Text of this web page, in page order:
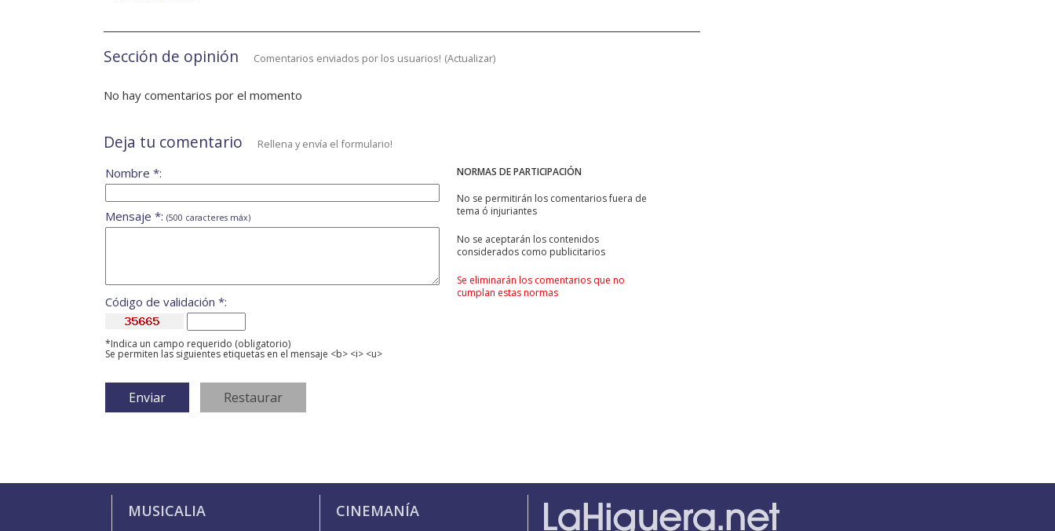
Sección de opinión Comentarios enviados por los usuarios! (Actualizar)
No hay comentarios por el momento
Deja tu comentario Rellena y envía el formulario!
NORMAS DE PARTICIPACIÓN
No se permitirán los comentarios fuera de
tema ó injuriantes
No se aceptarán los contenidos
considerados como publicitarios
Se eliminarán los comentarios que no
cumplan estas normas
Nombre *:
Mensaje *: (500 caracteres máx)
Código de validación *:
*Indica un campo requerido (obligatorio)
Se permiten las siguientes etiquetas en el mensaje <b> <i> <u>
MUSICALIA CINEMANÍA